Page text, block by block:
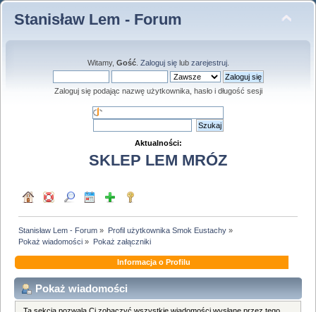
Stanisław Lem - Forum
Witamy, Gość. Zaloguj sięlub zarejestruj.
Zaloguj się podając nazwę użytkownika, hasło i długość sesji
Aktualności:
SKLEP LEM MRÓZ
Stanisław Lem - Forum » Profil użytkownika Smok Eustachy»
Pokaż wiadomości » Pokaż załączniki
Informacja o Profilu
Pokaż wiadomości